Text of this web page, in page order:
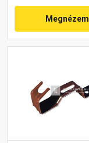
Megnézem